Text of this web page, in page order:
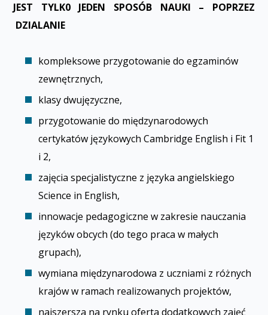
JEST TYLK0 JEDEN SPOSÓB NAUKI – POPRZEZ
DZIALANIE
kompleksowe przygotowanie do egzaminów
zewnętrznych,
klasy dwujęzyczne,
przygotowanie do międzynarodowych
certyfikatów językowych Cambridge English i Fit 1
i 2,
zajęcia specjalistyczne z języka angielskiego
Science in English,
innowacje pedagogiczne w zakresie nauczania
języków obcych (do tego praca w małych
grupach),
wymiana międzynarodowa z uczniami z różnych
krajów w ramach realizowanych projektów,
najszersza na rynku oferta dodatkowych zajęć